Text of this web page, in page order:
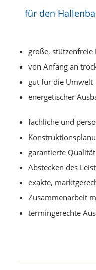
für den
große,
von Anfang an
gut für die Umwelt
energetischer
fachliche und
garantierte
Abstecken des
exakte,
Zusammenarbeit
termingerechte